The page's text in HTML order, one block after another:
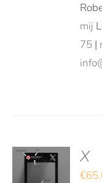
mij
75 |
X
€